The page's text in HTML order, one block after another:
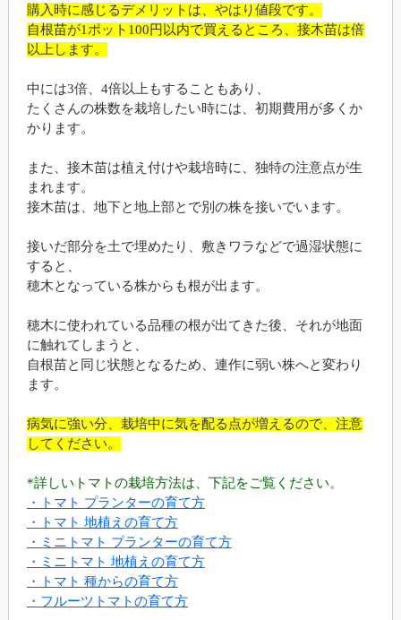
購入時に感じるデメリットは、やはり値段です。
自根苗が1ポット100円以内で買えるところ、接木苗は倍
以上します。
中には3倍、4倍以上もすることもあり、
たくさんの株数を栽培したい時には、初期費用が多くか
かります。
また、接木苗は植え付けや栽培時に、独特の注意点が生
まれます。
接木苗は、地下と地上部とで別の株を接いでいます。
接いだ部分を土で埋めたり、敷きワラなどで過湿状態に
すると、
穂木となっている株からも根が出ます。
穂木に使われている品種の根が出てきた後、それが地面
に触れてしまうと、
自根苗と同じ状態となるため、連作に弱い株へと変わり
ます。
病気に強い分、栽培中に気を配る点が増えるので、注意
してください。
*詳しいトマトの栽培方法は、下記をご覧ください。
・トマト プランターの育て方
・トマト 地植えの育て方
・ミニトマト プランターの育て方
・ミニトマト 地植えの育て方
・トマト 種からの育て方
・フルーツトマトの育て方